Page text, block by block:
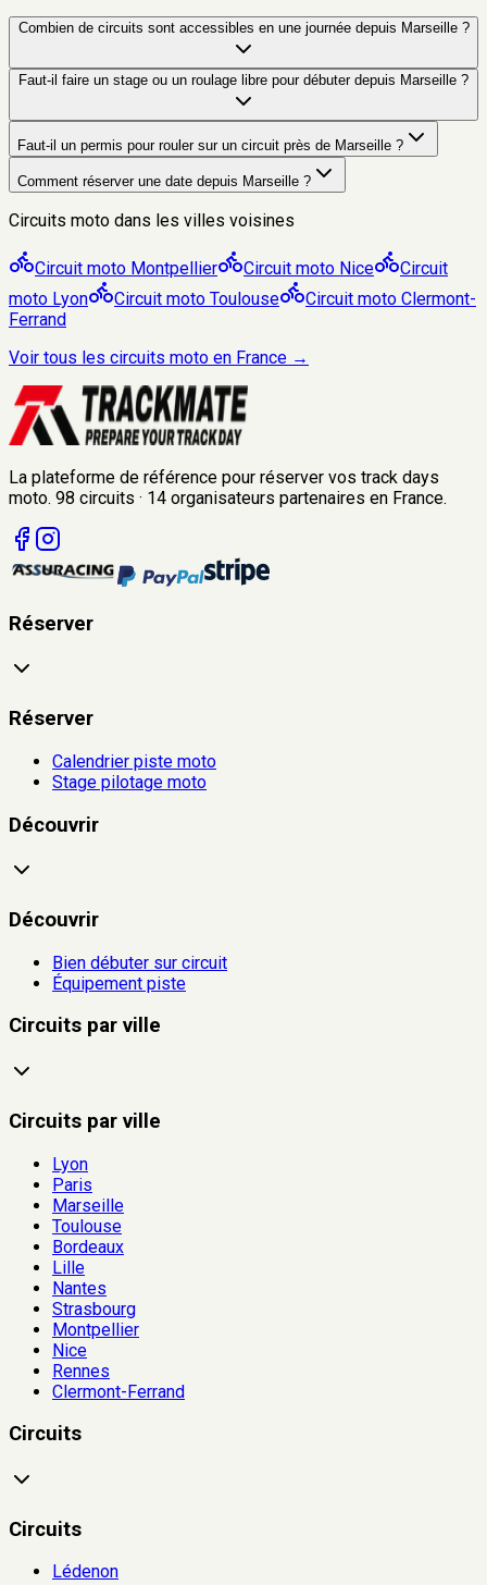
Combien de circuits sont accessibles en une journée depuis Marseille ?
Faut-il faire un stage ou un roulage libre pour débuter depuis Marseille ?
Faut-il un permis pour rouler sur un circuit près de Marseille ?
Comment réserver une date depuis Marseille ?
Circuits moto dans les villes voisines
Circuit moto Montpellier Circuit moto Nice
Circuit
moto Lyon Circuit moto Toulouse Circuit moto Clermont-
Ferrand
Voir tous les circuits moto en France →
La plateforme de référence pour réserver vos track days
moto. 98 circuits · 14 organisateurs partenaires en France.
Réserver
Réserver
Calendrier piste moto
Stage pilotage moto
Découvrir
Découvrir
Bien débuter sur circuit
Équipement piste
Circuits par ville
Circuits par ville
Lyon
Paris
Marseille
Toulouse
Bordeaux
Lille
Nantes
Strasbourg
Montpellier
Nice
Rennes
Clermont-Ferrand
Circuits
Circuits
Lédenon